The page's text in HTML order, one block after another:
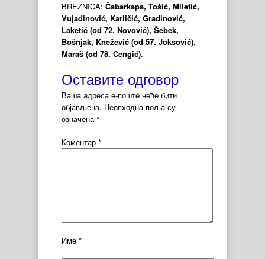
BREZNICA: Čabarkapa, Tošić, Miletić,
Vujadinović, Karličić, Gradinović,
Laketić (od 72. Novović), Šebek,
Bošnjak, Knežević (od 57. Joksović),
Maraš (od 78. Čengić).
Оставите одговор
Ваша адреса е-поште неће бити
објављена. Неопходна поља су
означена*
Коментар *
Име *